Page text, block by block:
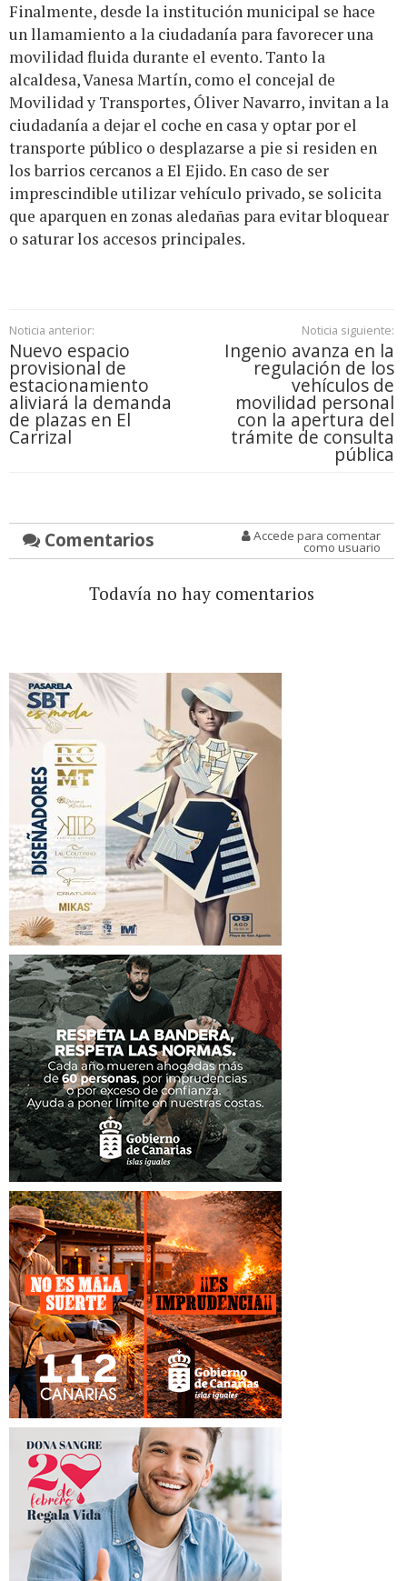
Finalmente, desde la institución municipal se hace
un llamamiento a la ciudadanía para favorecer una
movilidad fluida durante el evento. Tanto la
alcaldesa, Vanesa Martín, como el concejal de
Movilidad y Transportes, Óliver Navarro, invitan a la
ciudadanía a dejar el coche en casa y optar por el
transporte público o desplazarse a pie si residen en
los barrios cercanos a El Ejido. En caso de ser
imprescindible utilizar vehículo privado, se solicita
que aparquen en zonas aledañas para evitar bloquear
o saturar los accesos principales.
Noticia anterior:
Nuevo espacio
provisional de
estacionamiento
aliviará la demanda
de plazas en El
Carrizal
Noticia siguiente:
Ingenio avanza en la
regulación de los
vehículos de
movilidad personal
con la apertura del
trámite de consulta
pública
Comentarios Accede para comentar
como usuario
Todavía no hay comentarios